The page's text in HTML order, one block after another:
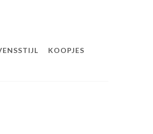
KOOPJES